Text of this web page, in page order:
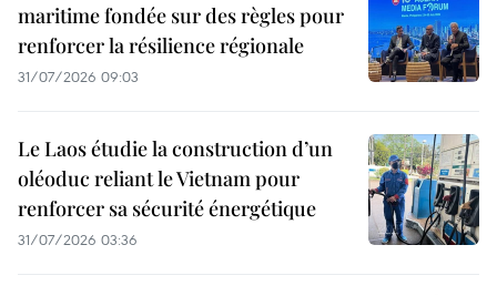
maritime fondée sur des règles pour
renforcer la résilience régionale
31/07/2026 09:03
Le Laos étudie la construction d’un
oléoduc reliant le Vietnam pour
renforcer sa sécurité énergétique
31/07/2026 03:36